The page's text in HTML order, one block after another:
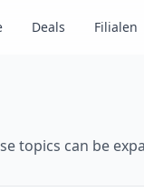
Deals Filialen
topics can be